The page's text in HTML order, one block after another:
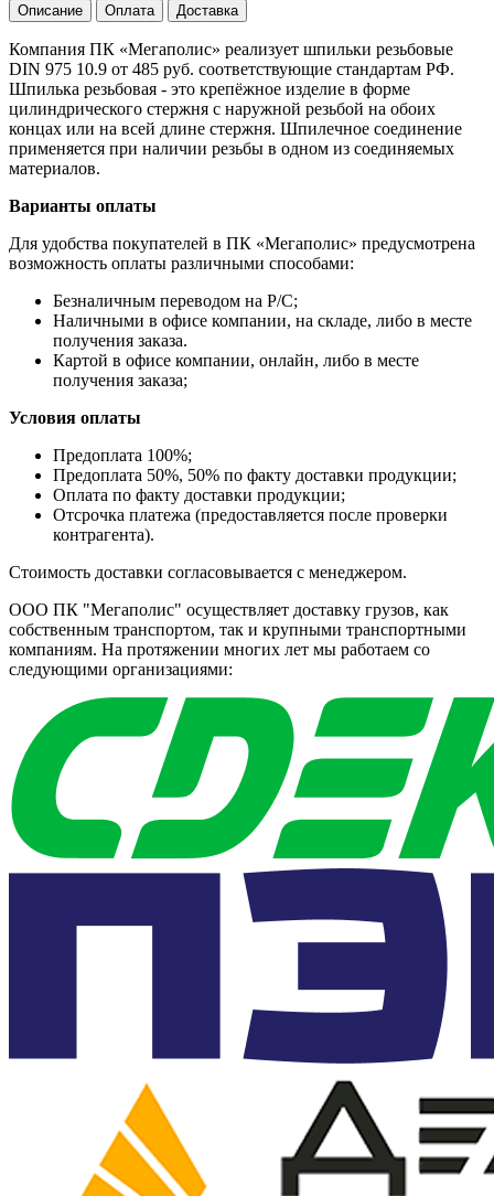
Описание Оплата Доставка
Компания ПК «Мегаполис» реализует шпильки резьбовые
DIN 975 10.9 от 485 руб. соответствующие стандартам РФ.
Шпилька резьбовая - это крепёжное изделие в форме
цилиндрического стержня с наружной резьбой на обоих
концах или на всей длине стержня. Шпилечное соединение
применяется при наличии резьбы в одном из соединяемых
материалов.
Варианты оплаты
Для удобства покупателей в ПК «Мегаполис» предусмотрена
возможность оплаты различными способами:
Безналичным переводом на Р/С;
Наличными в офисе компании, на складе, либо в месте
получения заказа.
Картой в офисе компании, онлайн, либо в месте
получения заказа;
Условия оплаты
Предоплата 100%;
Предоплата 50%, 50% по факту доставки продукции;
Оплата по факту доставки продукции;
Отсрочка платежа (предоставляется после проверки
контрагента).
Стоимость доставки согласовывается с менеджером.
ООО ПК "Мегаполис" осуществляет доставку грузов, как
собственным транспортом, так и крупными транспортными
компаниям. На протяжении многих лет мы работаем со
следующими организациями: